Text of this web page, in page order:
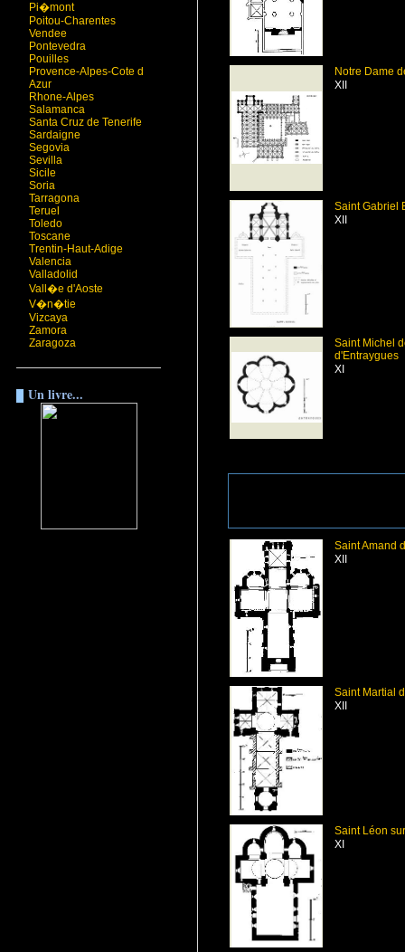
Pi�mont
Poitou-Charentes
Vendee
Pontevedra
Pouilles
Provence-Alpes-Cote d
Azur
Rhone-Alpes
Salamanca
Santa Cruz de Tenerife
Sardaigne
Segovia
Sevilla
Sicile
Soria
Tarragona
Teruel
Toledo
Toscane
Trentin-Haut-Adige
Valencia
Valladolid
Vall�e d'Aoste
V�n�tie
Vizcaya
Zamora
Zaragoza
Un livre...
Notre Dame
XII
Saint Gabriel
XII
Saint Michel
d'Entraygues
XI
Saint Amand
XII
Saint Martial
XII
Saint Léon
XI